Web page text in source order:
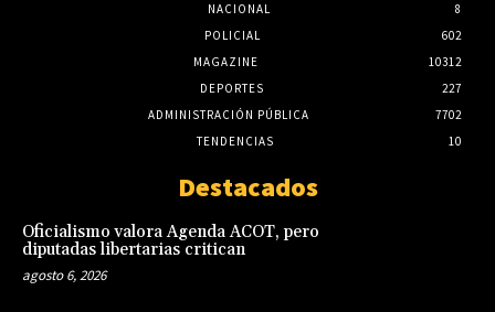
NACIONAL
8
POLICIAL
602
MAGAZINE
10312
DEPORTES
227
ADMINISTRACIÓN PÚBLICA
7702
TENDENCIAS
10
Destacados
Oficialismo valora Agenda ACOT, pero
diputadas libertarias critican
agosto 6, 2026